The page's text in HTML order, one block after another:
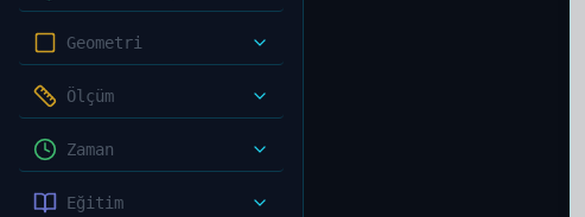
Geometri
Ölçüm
Zaman
Eğitim